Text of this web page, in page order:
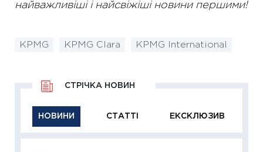
найважливіші і найсвіжіші новини першими!
KPMG KPMG Clara KPMG International
НОВИНИ СТАТТІ ЕКСКЛЮЗИВ
СТРІЧКА НОВИН